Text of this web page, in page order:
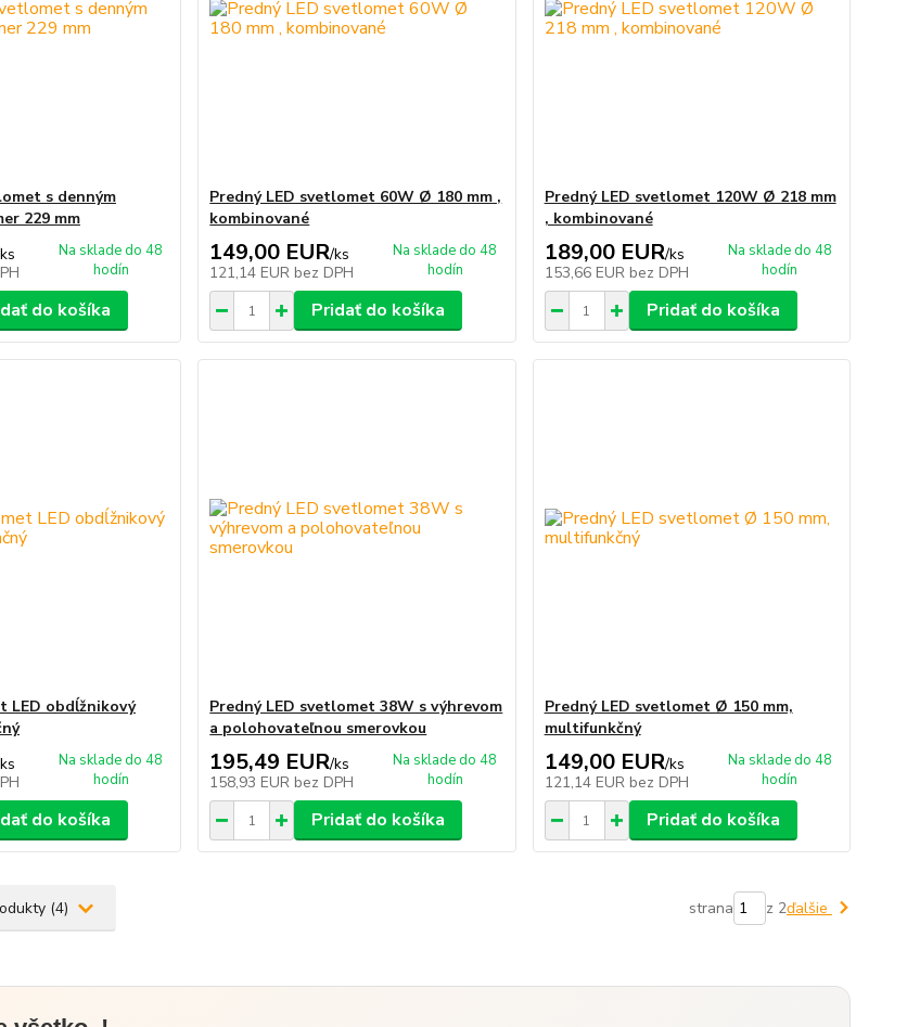
s denným
229 mm
ks
Na sklade do 48
hodín
do košíka
Predný LED svetlomet 60W Ø 180 mm ,
kombinované
149,00 EUR/ks
121,14 EUR bez DPH
Na sklade do 48
hodín
Pridať do košíka
Predný LED svetlomet 120W Ø 218 mm
, kombinované
189,00 EUR/ks
153,66 EUR bez DPH
Na sklade do 48
hodín
Pridať do košíka
LED obdĺžnikový
ks
Na sklade do 48
hodín
do košíka
Predný LED svetlomet 38W s výhrevom
a polohovateľnou smerovkou
195,49 EUR/ks
158,93 EUR bez DPH
Na sklade do 48
hodín
Pridať do košíka
Predný LED svetlomet Ø 150 mm,
multifunkčný
149,00 EUR/ks
121,14 EUR bez DPH
Na sklade do 48
hodín
Pridať do košíka
(4) strana z 2ďalšie